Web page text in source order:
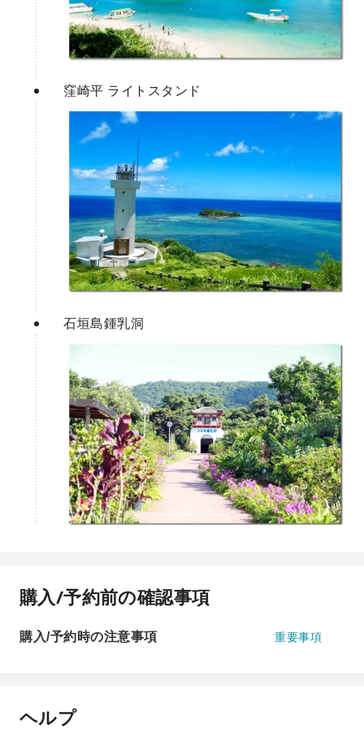
窪崎平 ライトスタンド
石垣島鍾乳洞
購入/予約前の確認事項
購入/予約時の注意事項 重要事項
ヘルプ